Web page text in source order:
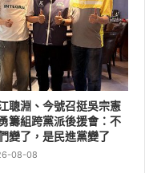
友春節期間來宜蘭
片風光明媚與純樸人
與「金蛇光廊」的光
聰淵、今號召挺吳宗憲
籌組跨黨派後援會：不
變了，是民進黨變了
08-08